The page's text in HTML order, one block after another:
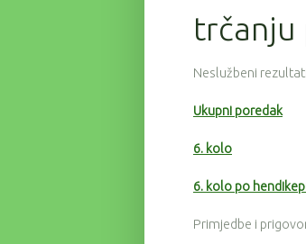
trčanju
Neslužbeni
Ukupni poredak
6. kolo
6. kolo po
Primjedbe i